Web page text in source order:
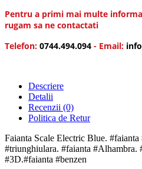
Pentru a primi mai multe
rugam sa ne contactati
Telefon: 0744.494.094 - Email:
Descriere
Detalii
Recenzii (0)
Politica de Retur
Faianta Scale Electric Blue. #faianta
#triunghiulara. #faianta #Alhambra.
#3D.#faianta #benzen